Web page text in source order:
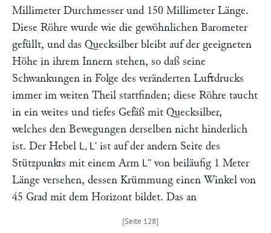
Millimeter Durchmesser und 150 Millimeter Länge.
Diese Röhre wurde wie die gewöhnlichen Barometer
gefüllt, und das Quecksilber bleibt auf der geeigneten
Höhe in ihrem Innern stehen, so daß seine
Schwankungen in Folge des veränderten Luftdrucks
immer im weiten Theil stattfinden; diese Röhre taucht
in ein weites und tiefes Gefäß mit Quecksilber,
welches den Bewegungen derselben nicht hinderlich
ist. Der Hebel L, L' ist auf der andern Seite des
Stützpunkts mit einem Arm L'' von beiläufig 1 Meter
Länge versehen, dessen Krümmung einen Winkel von
45 Grad mit dem Horizont bildet. Das an